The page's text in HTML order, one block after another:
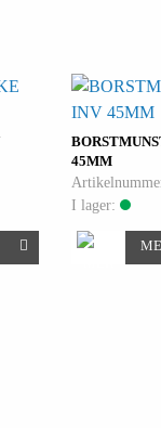
45MM
I lager: